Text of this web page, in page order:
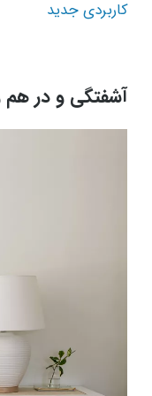
کاربردی جدید
آشفتگی و در هم